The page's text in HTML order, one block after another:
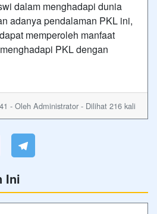
dalam menghadapi dunia
adanya pendalaman PKL ini,
memperoleh manfaat
PKL dengan
- Oleh Administrator - Dilihat 216 kali
Ini